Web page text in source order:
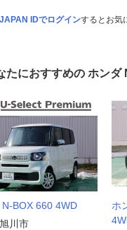
IDでログインするとお気
たにおすすめの ホンダ
N-BOX 660 4WD
川市
ホ